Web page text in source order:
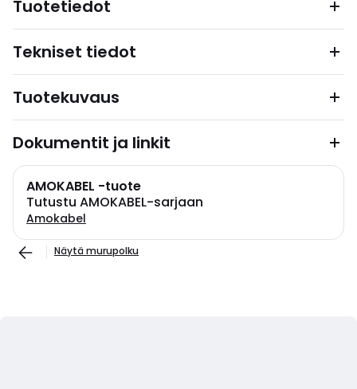
Tuotetiedot
Tekniset tiedot
Tuotekuvaus
Dokumentit ja linkit
AMOKABEL -tuote
Tutustu AMOKABEL-sarjaan
Amokabel
Näytä murupolku